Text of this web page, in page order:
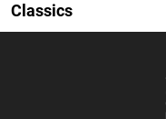
Classics